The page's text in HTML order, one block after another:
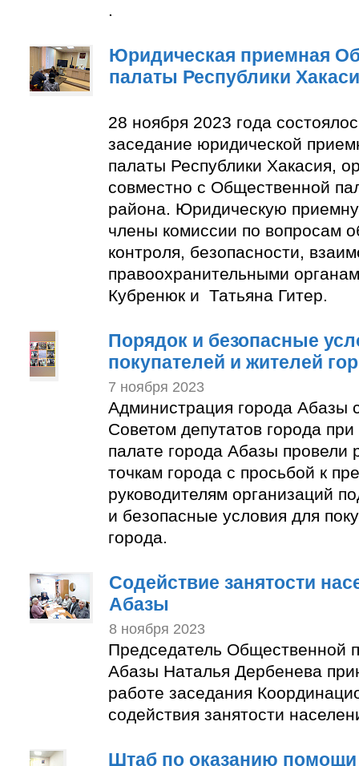
.
Юридическая приемная
палаты Республики
28 ноября 2023 года
заседание юридической
палаты Республики Хакасия,
совместно с Общественной
района. Юридическую
члены комиссии по вопросам
контроля, безопасности,
правоохранительными
Кубренюк и Татьяна Гитер.
Порядок и безопасные
покупателей и жителей
7 ноября 2023
Администрация города Абазы
Советом депутатов города
палате города Абазы провели
точкам города с просьбой к
руководителям организаций
и безопасные условия для
города.
Содействие занятости
Абазы
8 ноября 2023
Председатель Общественной
Абазы Наталья Дербенева
работе заседания
содействия занятости
Штаб по оказанию помощи